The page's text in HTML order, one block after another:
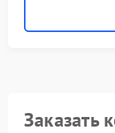
Заказать